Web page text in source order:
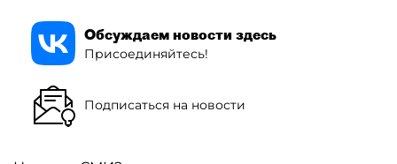
Обсуждаем новости здесь
Присоединяйтесь!
Подписаться на новости